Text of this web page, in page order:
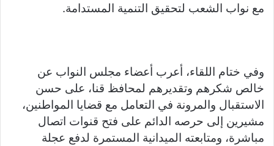
مع نواب الشعب لتحقيق التنمية المستدامة.
وفي ختام اللقاء، أعرب أعضاء مجلس النواب عن
خالص شكرهم وتقديرهم لمحافظ قنا، على حسن
الاستقبال والمرونة في التعامل مع قضايا المواطنين،
مشيرين إلى حرصه الدائم على فتح قنوات اتصال
مباشرة، ومتابعته الميدانية المستمرة لدفع عجلة